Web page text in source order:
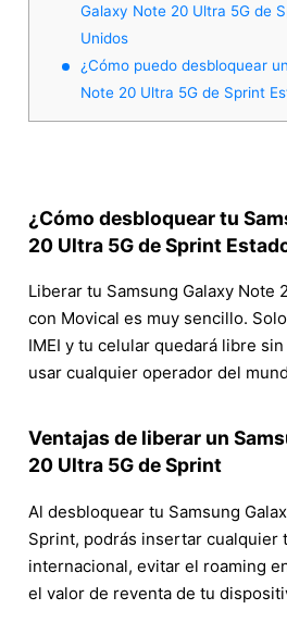
Galaxy Note 20 Ultra 5G de
Unidos
¿Cómo puedo desbloquear
Note 20 Ultra 5G de Sprint
¿Cómo desbloquear tu
20 Ultra 5G de Sprint
Liberar tu Samsung Galaxy Note
con Movical es muy sencillo.
IMEI y tu celular quedará libre
usar cualquier operador del
Ventajas de liberar un
20 Ultra 5G de Sprint
Al desbloquear tu Samsung
Sprint, podrás insertar cualquier
internacional, evitar el roaming
el valor de reventa de tu